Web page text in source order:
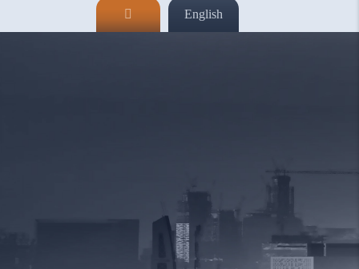
English